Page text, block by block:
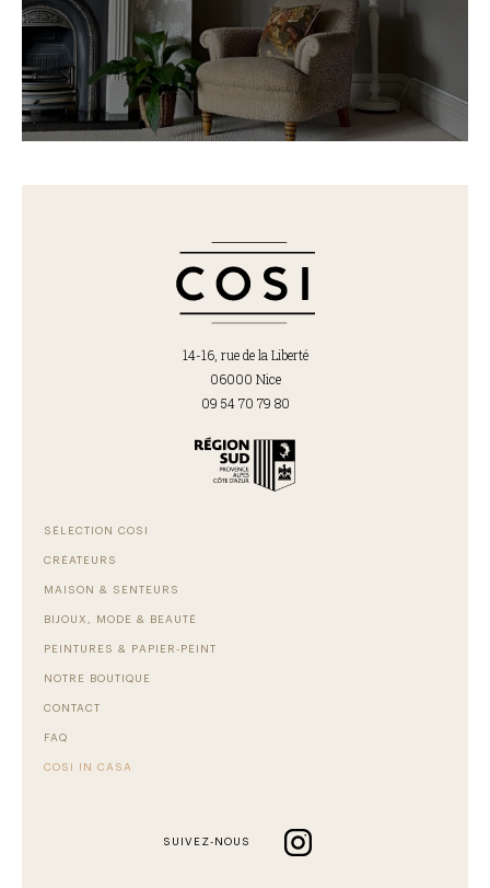
14-16, rue de la Liberté
06000 Nice
09 54 70 79 80
SÉLECTION COSI
CRÉATEURS
MAISON & SENTEURS
BIJOUX, MODE & BEAUTÉ
PEINTURES & PAPIER-PEINT
NOTRE BOUTIQUE
CONTACT
FAQ
COSI IN CASA
SUIVEZ-NOUS